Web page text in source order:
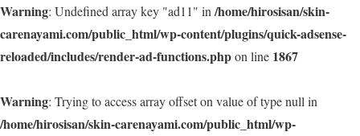
Warning: Undefined array key "ad11" in /home/hirosisan/skin-
carenayami.com/public_html/wp-content/plugins/quick-adsense-
reloaded/includes/render-ad-functions.phpon line 1867
Warning: Trying to access array offset on value of type null in
/home/hirosisan/skin-carenayami.com/public_html/wp-